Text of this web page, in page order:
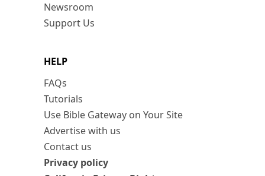
Newsroom
Support Us
HELP
FAQs
Tutorials
Use Bible Gateway on Your Site
Advertise with us
Contact us
Privacy policy